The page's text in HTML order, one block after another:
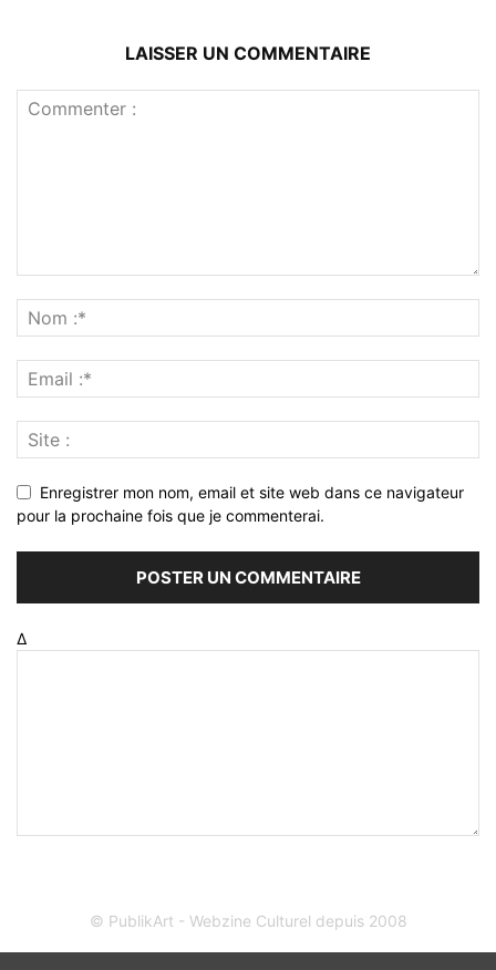
LAISSER UN COMMENTAIRE
Enregistrer mon nom, email et site web dans ce navigateur
pour la prochaine fois que je commenterai.
Δ
© PublikArt - Webzine Culturel depuis 2008